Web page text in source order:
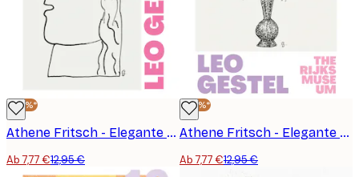
-40%*
Athene Fritsch - Elegante Profilskizze Poster
Ab 7,77 €12,95 €
-40%*
Athene Fritsch - Elegante Blumen in einer Vase Poster
Ab 7,77 €12,95 €